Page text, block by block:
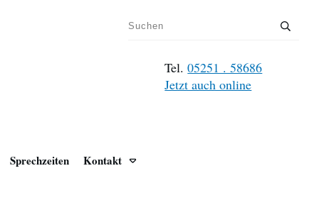
Tel.05251 . 58686
Jetzt auch online
Sprechzeiten Kontakt